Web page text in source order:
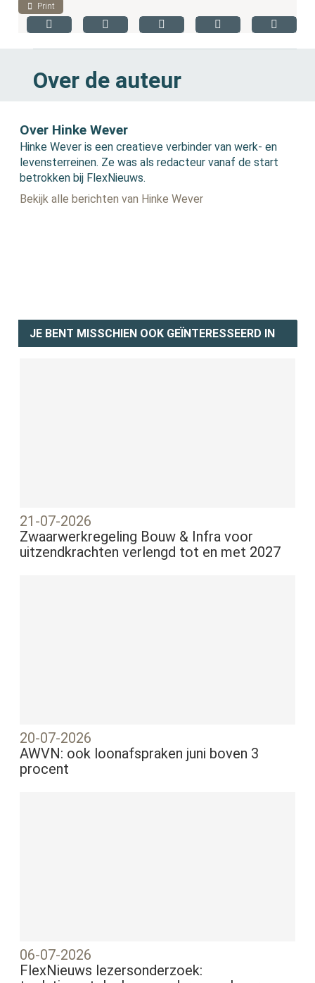
Print
Over de auteur
Over Hinke Wever
Hinke Wever is een creatieve verbinder van werk- en
levensterreinen. Ze was als redacteur vanaf de start
betrokken bij FlexNieuws.
Bekijk alle berichten van Hinke Wever
JE BENT MISSCHIEN OOK GEÏNTERESSEERD IN
21-07-2026
Zwaarwerkregeling Bouw & Infra voor
uitzendkrachten verlengd tot en met 2027
20-07-2026
AWVN: ook loonafspraken juni boven 3
procent
06-07-2026
FlexNieuws lezersonderzoek: